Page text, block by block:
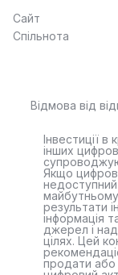
Сайт
Спільнота
Відмова від
Інвестиції
інших
Якщо
недоступний
результати
інформація
джерел і
цілях. Цей
продати або